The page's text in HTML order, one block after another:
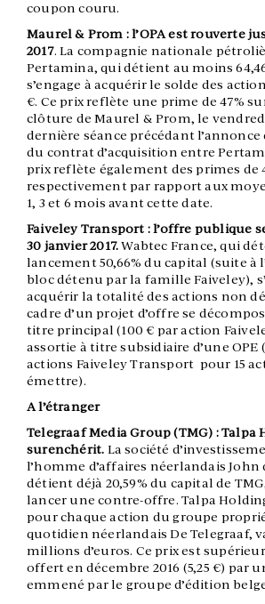
coupon couru.
Maurel & Prom : l’OPA est rouverte
2017. La compagnie nationale
Pertamina, qui détient au moins
s’engage à acquérir le solde des
€. Ce prix reflète une prime de 47%
clôture de Maurel & Prom, le
dernière séance précédant
du contrat d’acquisition entre
prix reflète également des primes de
respectivement par rapport aux
1, 3 et 6 mois avant cette date.
Faiveley Transport : l’offre publique
30 janvier 2017.Wabtec France, qui
lancement 50,66% du capital (suite à
bloc détenu par la famille Faiveley),
acquérir la totalité des actions non
cadre d’un projet d’offre se
titre principal (100 € par action
assortie à titre subsidiaire d’une OPE
actions Faiveley Transport pour 15
émettre).
A l’étranger
Telegraaf Media Group (TMG) : Talpa
surenchérit. La société
l’homme d’affaires néerlandais John
détient déjà 20,59% du capital de
lancer une contre-offre. Talpa
pour chaque action du groupe
quotidien néerlandais De Telegraaf,
millions d’euros. Ce prix est supérieur
offert en décembre 2016 (5,25 €) par
emmené par le groupe d’édition